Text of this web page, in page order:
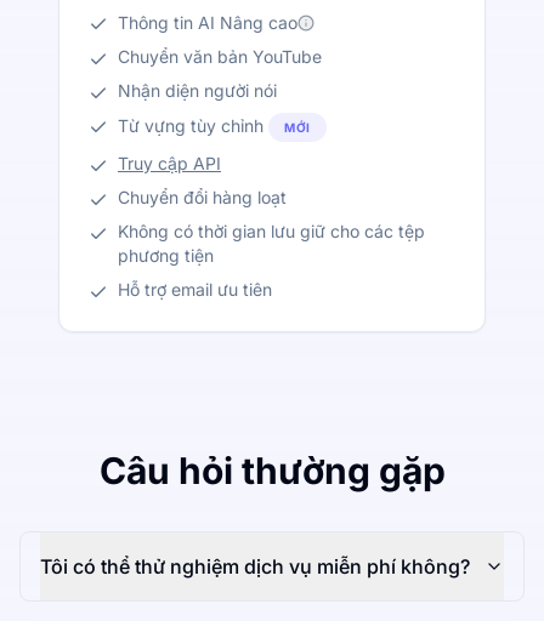
Thông tin AI Nâng cao
Chuyển văn bản YouTube
Nhận diện người nói
Từ vựng tùy chỉnh
MỚI
Truy cập API
Chuyển đổi hàng loạt
Không có thời gian lưu giữ cho các tệp
phương tiện
Hỗ trợ email ưu tiên
Câu hỏi thường gặp
Tôi có thể thử nghiệm dịch vụ miễn phí không?